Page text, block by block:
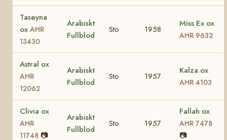
Taseyna
ox AHR
13430
Arabiskt
Fullblod
Sto 1958
Miss Ex ox
AHR 9632
Astral ox
AHR
12062
Arabiskt
Fullblod
Sto 1957
Kalza ox
AHR 4103
Clivia ox
AHR
11748 📷
Arabiskt
Fullblod
Sto 1957
Fallah ox
AHR 7478
📷